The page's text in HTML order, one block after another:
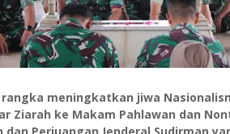
rangka meningkatkan jiwa
Ziarah ke Makam Pahlawan dan